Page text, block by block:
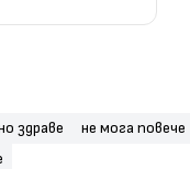
здраве
не мога повече